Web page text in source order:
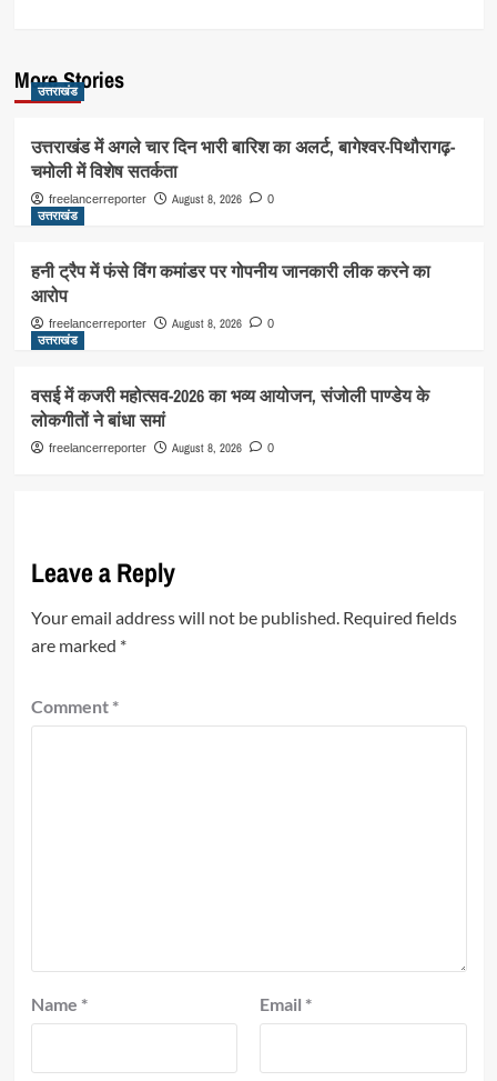
More Stories
उत्तराखंड
उत्तराखंड में अगले चार दिन भारी बारिश का अलर्ट, बागेश्वर-पिथौरागढ़-
चमोली में विशेष सतर्कता
freelancerreporter August 8, 2026 0
उत्तराखंड
हनी ट्रैप में फंसे विंग कमांडर पर गोपनीय जानकारी लीक करने का
आरोप
freelancerreporter August 8, 2026 0
उत्तराखंड
वसई में कजरी महोत्सव-2026 का भव्य आयोजन, संजोली पाण्डेय के
लोकगीतों ने बांधा समां
freelancerreporter August 8, 2026 0
Leave a Reply
Your email address will not be published. Required fields
are marked *
Comment *
Name * Email *